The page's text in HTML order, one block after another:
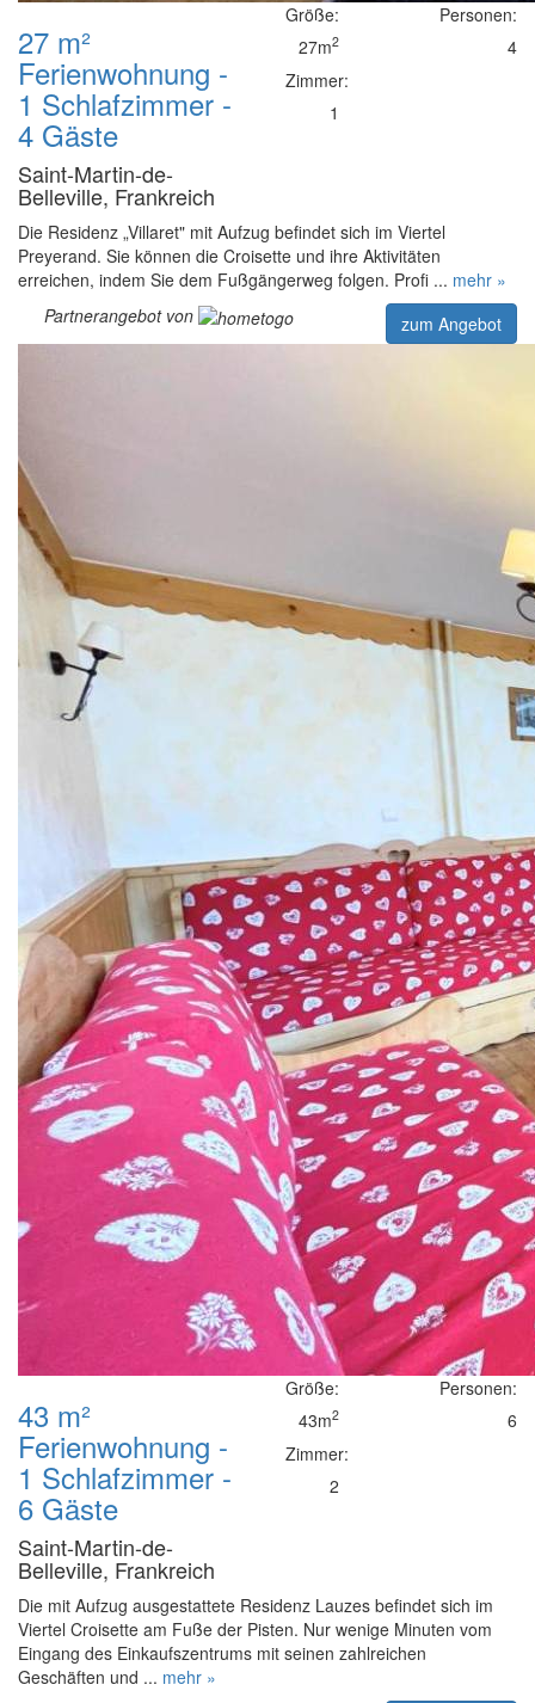
27 m²
Ferienwohnung -
1 Schlafzimmer -
4 Gäste
Saint-Martin-de-
Belleville, Frankreich
Größe:
27m2
Zimmer:
1
Personen:
4
Die Residenz „Villaret" mit Aufzug befindet sich im Viertel
Preyerand. Sie können die Croisette und ihre Aktivitäten
erreichen, indem Sie dem Fußgängerweg folgen. Profi ... mehr »
Partnerangebot von
zum Angebot
43 m²
Ferienwohnung -
1 Schlafzimmer -
6 Gäste
Saint-Martin-de-
Belleville, Frankreich
Größe:
43m2
Zimmer:
2
Personen:
6
Die mit Aufzug ausgestattete Residenz Lauzes befindet sich im
Viertel Croisette am Fuße der Pisten. Nur wenige Minuten vom
Eingang des Einkaufszentrums mit seinen zahlreichen
Geschäften und ... mehr »